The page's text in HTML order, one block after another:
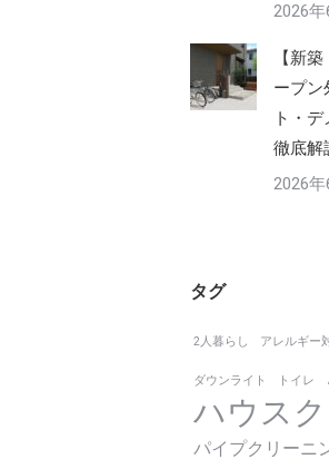
2026年
【新
ープン
ト・
徹底解
2026年
タグ
2人暮らし アレルギー
ダウンライト トイレ
ハウス
パイプクリーニ